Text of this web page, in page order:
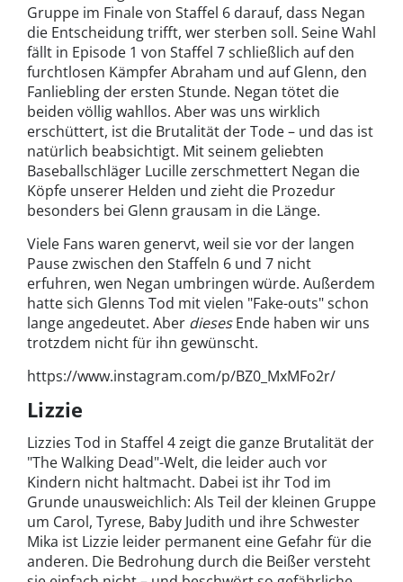
Gruppe im Finale von Staffel 6 darauf, dass Negan
die Entscheidung trifft, wer sterben soll. Seine Wahl
fällt in Episode 1 von Staffel 7 schließlich auf den
furchtlosen Kämpfer Abraham und auf Glenn, den
Fanliebling der ersten Stunde. Negan tötet die
beiden völlig wahllos. Aber was uns wirklich
erschüttert, ist die Brutalität der Tode – und das ist
natürlich beabsichtigt. Mit seinem geliebten
Baseballschläger Lucille zerschmettert Negan die
Köpfe unserer Helden und zieht die Prozedur
besonders bei Glenn grausam in die Länge.
Viele Fans waren genervt, weil sie vor der langen
Pause zwischen den Staffeln 6 und 7 nicht
erfuhren, wen Negan umbringen würde. Außerdem
hatte sich Glenns Tod mit vielen "Fake-outs" schon
lange angedeutet. Aber diesesEnde haben wir uns
trotzdem nicht für ihn gewünscht.
https://www.instagram.com/p/BZ0_MxMFo2r/
Lizzie
Lizzies Tod in Staffel 4 zeigt die ganze Brutalität der
"The Walking Dead"-Welt, die leider auch vor
Kindern nicht haltmacht. Dabei ist ihr Tod im
Grunde unausweichlich: Als Teil der kleinen Gruppe
um Carol, Tyrese, Baby Judith und ihre Schwester
Mika ist Lizzie leider permanent eine Gefahr für die
anderen. Die Bedrohung durch die Beißer versteht